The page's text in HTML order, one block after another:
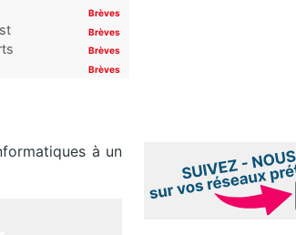
Brèves
Brèves
Brèves
Brèves
à un